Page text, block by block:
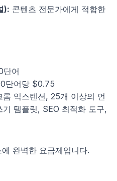
): 콘텐츠 전문가에게 적합한
단어
단어당 $0.75
익스텐션, 25개 이상의 언
템플릿, SEO 최적화 도구,
완벽한 요금제입니다.